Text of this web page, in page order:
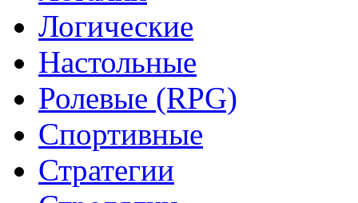
Логические
Настольные
Ролевые (RPG)
Спортивные
Стратегии